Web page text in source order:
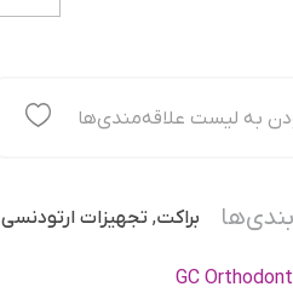
به لیست علاقه‌مندی‌ها
براکت, تجهیزات ارتودنسی
GC